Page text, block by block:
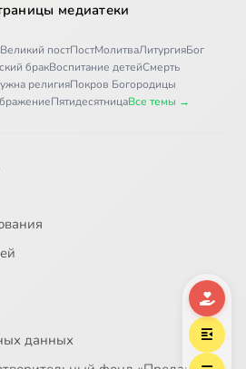
медиатеки
Великий постПостМолитваЛитургияБог
бракВоспитание детейСмерть
религияПокров Богородицы
ПятидесятницаВсе темы →
данных